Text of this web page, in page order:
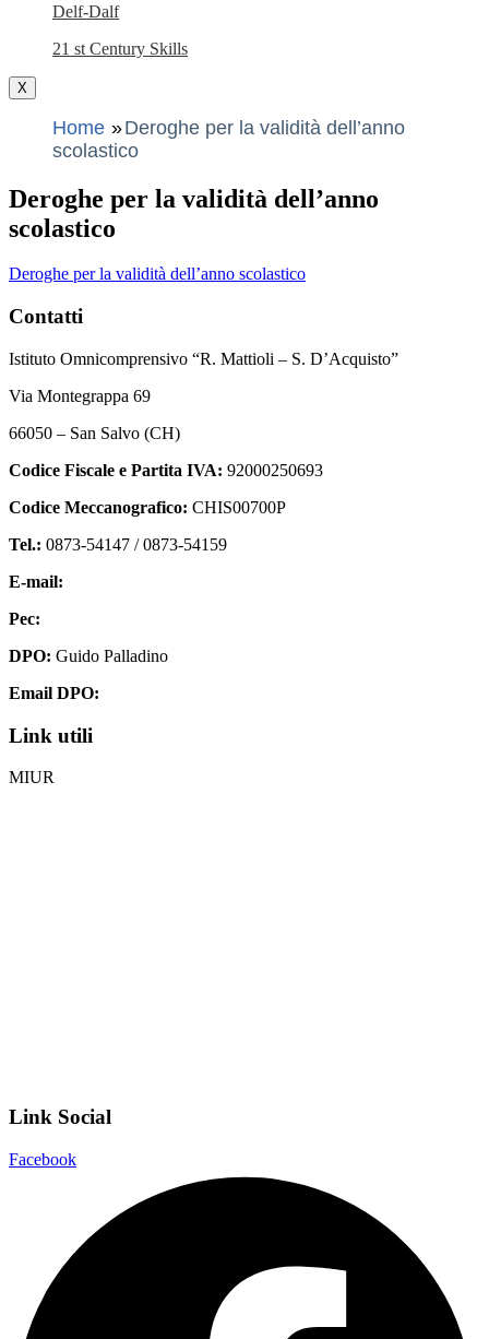
Delf-Dalf
21 st Century Skills
X
Home
Deroghe per la validità dell’anno
scolastico
Deroghe per la validità dell’anno
scolastico
Deroghe per la validità dell’anno scolastico
Contatti
Istituto Omnicomprensivo “R. Mattioli – S. D’Acquisto”
Via Montegrappa 69
66050 – San Salvo (CH)
Codice Fiscale e Partita IVA: 92000250693
Codice Meccanografico: CHIS00700P
Tel.: 0873-54147 /0873-54159
E-mail:
Pec:
DPO: Guido Palladino
Email DPO:
Link utili
MIUR
Link Social
Facebook